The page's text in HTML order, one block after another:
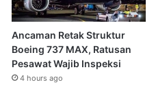
Ancaman Retak Struktur
Boeing 737 MAX, Ratusan
Pesawat Wajib Inspeksi
4 hours ago